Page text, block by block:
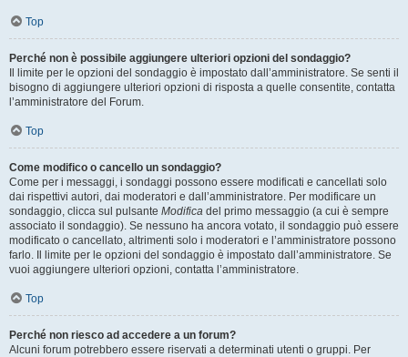
Top
Perché non è possibile aggiungere ulteriori opzioni del sondaggio?
Il limite per le opzioni del sondaggio è impostato dall’amministratore. Se senti il
bisogno di aggiungere ulteriori opzioni di risposta a quelle consentite, contatta
l’amministratore del Forum.
Top
Come modifico o cancello un sondaggio?
Come per i messaggi, i sondaggi possono essere modificati e cancellati solo
dai rispettivi autori, dai moderatori e dall’amministratore. Per modificare un
sondaggio, clicca sul pulsante Modifica del primo messaggio (a cui è sempre
associato il sondaggio). Se nessuno ha ancora votato, il sondaggio può essere
modificato o cancellato, altrimenti solo i moderatori e l’amministratore possono
farlo. Il limite per le opzioni del sondaggio è impostato dall’amministratore. Se
vuoi aggiungere ulteriori opzioni, contatta l’amministratore.
Top
Perché non riesco ad accedere a un forum?
Alcuni forum potrebbero essere riservati a determinati utenti o gruppi. Per